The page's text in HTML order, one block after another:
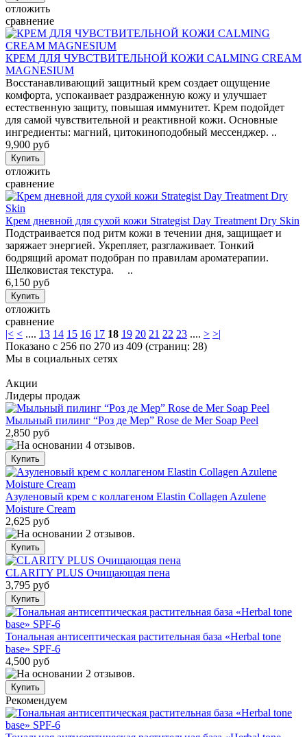
отложить
сравнение
КРЕМ ДЛЯ ЧУВСТВИТЕЛЬНОЙ КОЖИ CALMING CREAM
MAGNESIUM
Восстанавливающий защитный крем создает ощущение
комфорта, успокаивает раздраженную кожу и улучшает
естественную защиту, повышая иммунитет. Крем подойдет
для самой чувствительной и реактивной кожи. Основные
ингредиенты: магний, цитокиноподобный мессенджер. ..
9,900 руб
отложить
сравнение
Крем дневной для сухой кожи Strategist Day Treatment Dry Skin
Подстраивается под ритм кожи в течении дня, защищает и
заряжает энергией. Укрепляет, разглаживает. Тонкий
бодрящий аромат подобран по правилам ароматерапии.
Шелковистая текстура. ..
6,150 руб
отложить
сравнение
|< < .... 13 14 15 16 17 18 19 20 21 22 23 .... > >|
Показано с 256 по 270 из 409 (страниц: 28)
Мы в социальных сетях
Акции
Лидеры продаж
Мыльный пилинг “Роз де Мер” Rose de Mer Soap Peel
2,850 руб
Азуленовый крем с коллагеном Elastin Collagen Azulene
Moisture Cream
2,625 руб
CLARITY PLUS Очищающая пена
3,795 руб
Тональная антисептическая растительная база «Herbal tone
base» SPF-6
4,500 руб
Рекомендуем